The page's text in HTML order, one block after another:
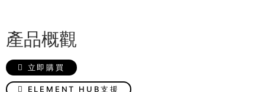
產品概觀
立即購買
ELEMENT HUB支援